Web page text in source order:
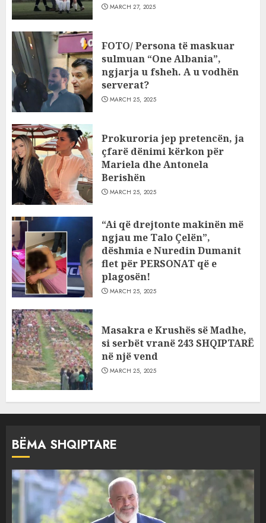
MARCH 27, 2025
FOTO/ Persona të maskuar
sulmuan “One Albania”,
ngjarja u fsheh. A u vodhën
serverat?
MARCH 25, 2025
Prokuroria jep pretencën, ja
çfarë dënimi kërkon për
Mariela dhe Antonela
Berishën
MARCH 25, 2025
“Ai që drejtonte makinën më
ngjau me Talo Çelën”,
dëshmia e Nuredin Dumanit
flet për PERSONAT që e
plagosën!
MARCH 25, 2025
Masakra e Krushës së Madhe,
si serbët vranë 243 SHQIPTARË
në një vend
MARCH 25, 2025
BËMA SHQIPTARE